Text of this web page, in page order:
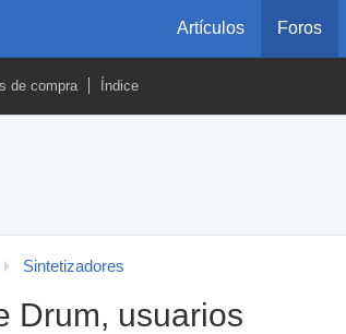
Artículos Foros
de compra Índice
Sintetizadores
Drum, usuarios